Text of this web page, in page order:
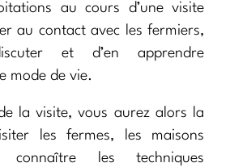
au cours d’une visite
au contact avec les fermiers,
et d’en apprendre
mode de vie.
la visite, vous aurez alors la
les fermes, les maisons
connaître les techniques